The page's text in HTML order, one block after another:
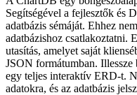
Segítségével a fejlesztők és
adatbázis sémáját. Ehhez
adatbázishoz csatlakoztatni.
utasítás, amelyet saját
JSON formátumban. Illessze
egy teljes interaktív ERD-t.
adatokra, és az adatbázis